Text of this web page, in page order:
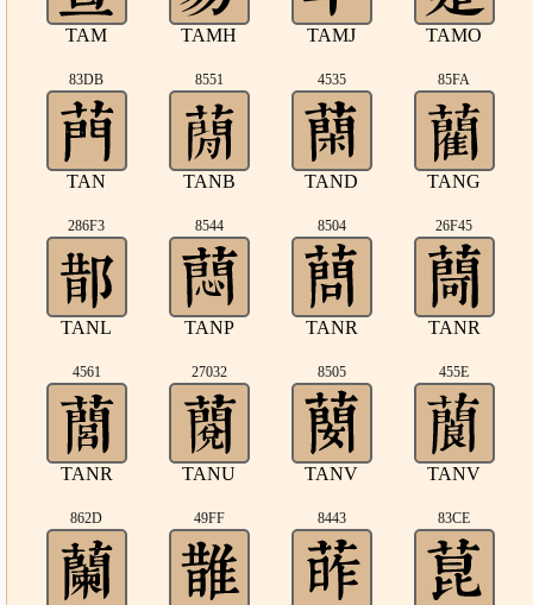
TAM TAMH TAMJ TAMO
83DB
TAN
8551
TANB
4535
TAND
85FA
TANG
286F3
TANL
8544
TANP
8504
TANR
26F45
TANR
4561
TANR
27032
TANU
8505
TANV
455E
TANV
862D 49FF 8443 83CE